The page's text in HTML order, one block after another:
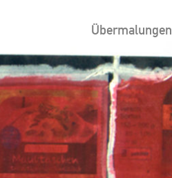
Übermalungen